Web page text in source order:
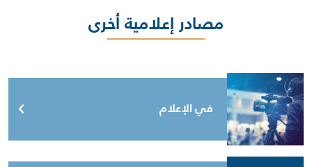
مصادر إعلامية أخرى
في الإعلام